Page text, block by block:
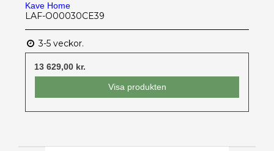
Kave Home
LAF-O00030CE39
3-5 veckor.
13 629,00 kr.
Visa produkten